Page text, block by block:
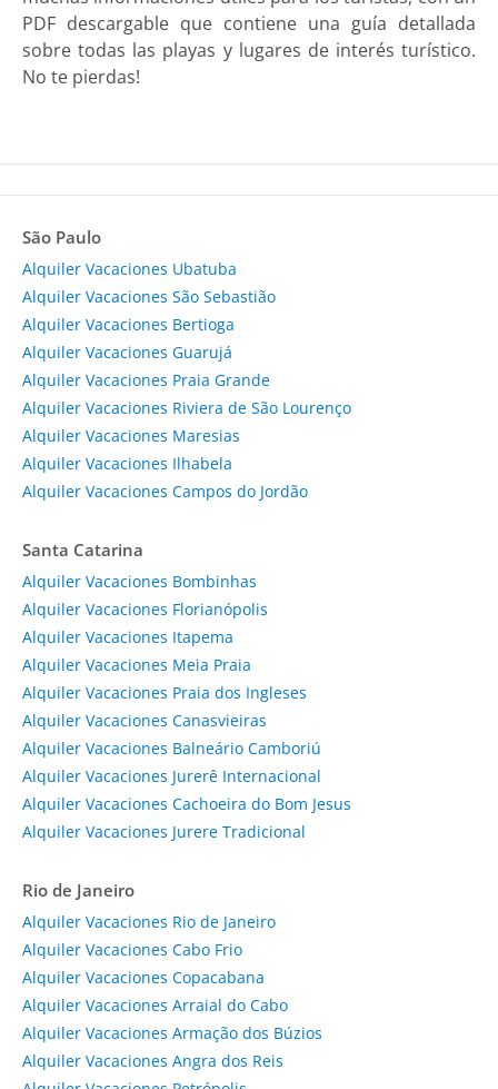
PDF descargable que contiene una guía detallada
sobre todas las playas y lugares de interés turístico.
No te pierdas!
São Paulo
Alquiler Vacaciones Ubatuba
Alquiler Vacaciones São Sebastião
Alquiler Vacaciones Bertioga
Alquiler Vacaciones Guarujá
Alquiler Vacaciones Praia Grande
Alquiler Vacaciones Riviera de São Lourenço
Alquiler Vacaciones Maresias
Alquiler Vacaciones Ilhabela
Alquiler Vacaciones Campos do Jordão
Santa Catarina
Alquiler Vacaciones Bombinhas
Alquiler Vacaciones Florianópolis
Alquiler Vacaciones Itapema
Alquiler Vacaciones Meia Praia
Alquiler Vacaciones Praia dos Ingleses
Alquiler Vacaciones Canasvieiras
Alquiler Vacaciones Balneário Camboriú
Alquiler Vacaciones Jurerê Internacional
Alquiler Vacaciones Cachoeira do Bom Jesus
Alquiler Vacaciones Jurere Tradicional
Rio de Janeiro
Alquiler Vacaciones Rio de Janeiro
Alquiler Vacaciones Cabo Frio
Alquiler Vacaciones Copacabana
Alquiler Vacaciones Arraial do Cabo
Alquiler Vacaciones Armação dos Búzios
Alquiler Vacaciones Angra dos Reis